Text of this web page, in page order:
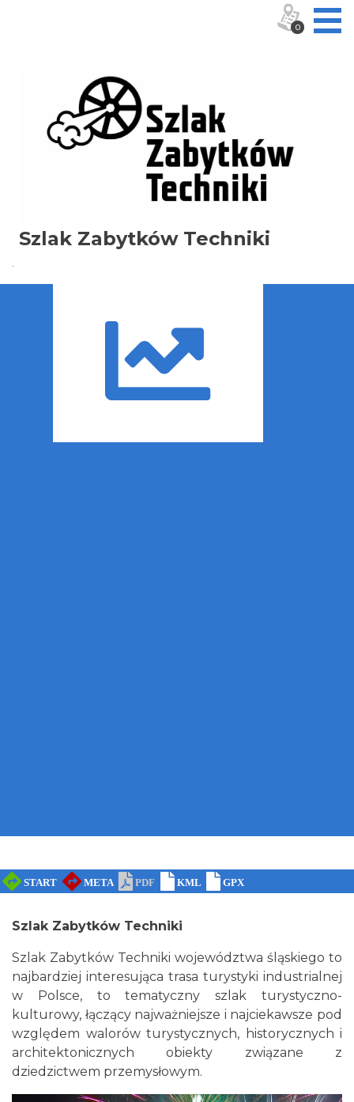
Szlak Zabytków Techniki
.
Szlak Zabytków Techniki
Szlak Zabytków Techniki województwa śląskiego to
najbardziej interesująca trasa turystyki industrialnej
w Polsce, to tematyczny szlak turystyczno-
kulturowy, łączący najważniejsze i najciekawsze pod
względem walorów turystycznych, historycznych i
architektonicznych obiekty związane z
dziedzictwem przemysłowym.
0